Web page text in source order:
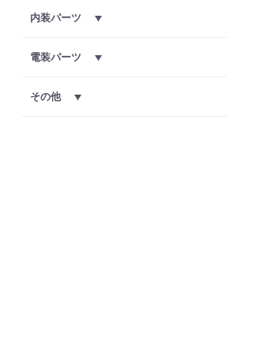
内装パーツ
電装パーツ
その他